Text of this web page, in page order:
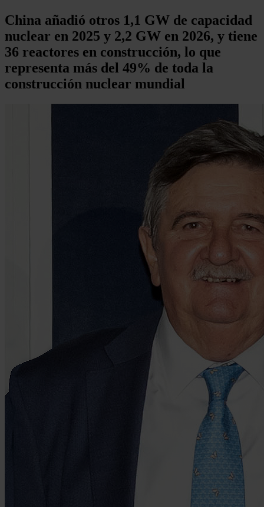
China añadió otros 1,1 GW de capacidad
nuclear en 2025 y 2,2 GW en 2026, y tiene
36 reactores en construcción, lo que
representa más del 49% de toda la
construcción nuclear mundial